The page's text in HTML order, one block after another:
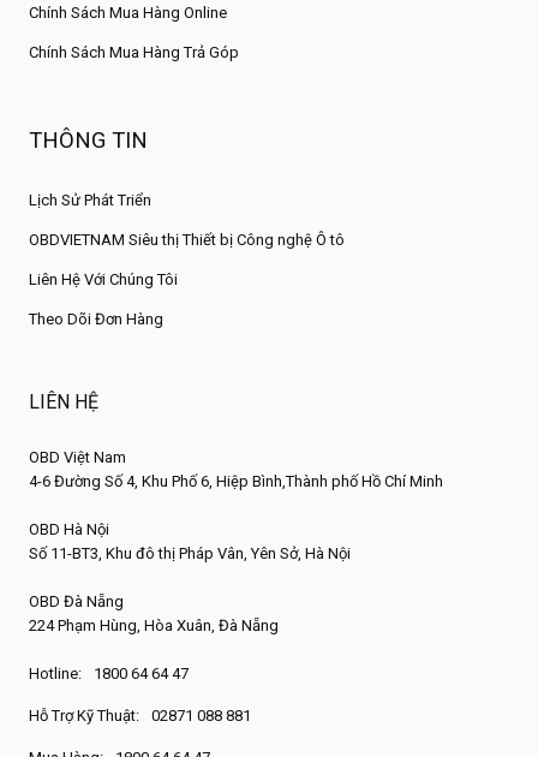
Chính Sách Mua Hàng Online
Chính Sách Mua Hàng Trả Góp
THÔNG TIN
Lịch Sử Phát Triển
OBDVIETNAM Siêu thị Thiết bị Công nghệ Ô tô
Liên Hệ Với Chúng Tôi
Theo Dõi Đơn Hàng
LIÊN HỆ
OBD Việt Nam
4-6 Đường Số 4, Khu Phố 6, Hiệp Bình,Thành phố Hồ Chí Minh
OBD Hà Nội
Số 11-BT3, Khu đô thị Pháp Vân, Yên Sở, Hà Nội
OBD Đà Nẵng
224 Phạm Hùng, Hòa Xuân, Đà Nẵng
Hotline: 1800 64 64 47
Hỗ Trợ Kỹ Thuật: 02871 088 881